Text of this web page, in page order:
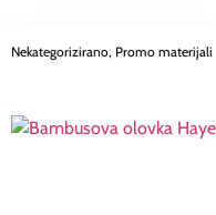
Nekategorizirano, Promo materijali